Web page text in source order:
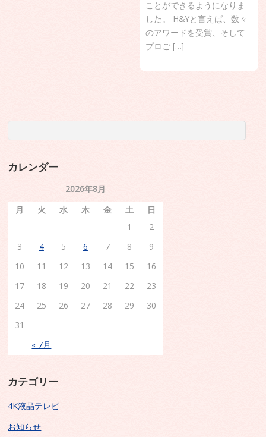
ことができるようになりま
した。 H&Yと言えば、数々
のアワードを受賞、そして
プロご […]
カレンダー
2026年8月
月
火 水 木 金 土 日
« 7月
1
2
3
4 5 6 7 8
9
10
11 12 13 14 15
16
17
18 19 20 21 22
23
24
25 26 27 28 29
30
31
カテゴリー
4K液晶テレビ
お知らせ